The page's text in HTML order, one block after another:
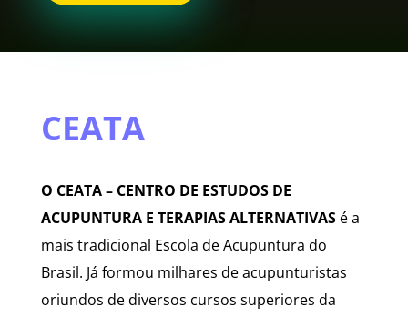
CEATA
O CEATA – CENTRO DE ESTUDOS DE
ACUPUNTURA E TERAPIAS ALTERNATIVASé a
mais tradicional Escola de Acupuntura do
Brasil. Já formou milhares de acupunturistas
oriundos de diversos cursos superiores da